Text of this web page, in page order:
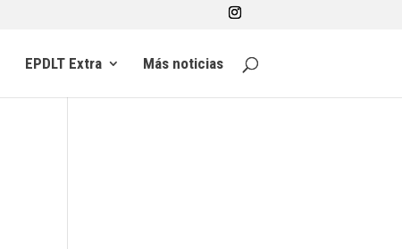
EPDLT Extra Más noticias